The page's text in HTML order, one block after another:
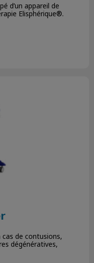
d’un appareil de
Elisphérique®.
cas de contusions,
dégénératives,